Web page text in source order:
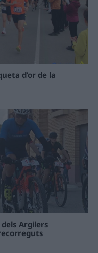
d’or de la
Argilers